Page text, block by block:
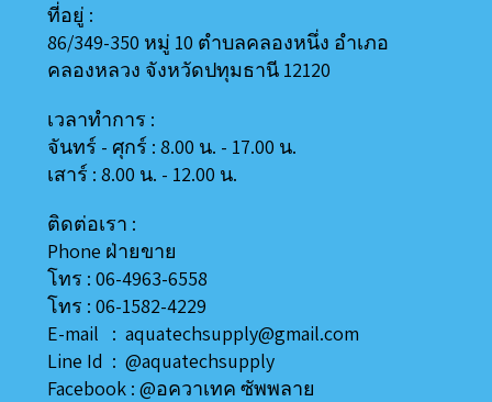
ที่อยู่ :
86/349-350 หมู่ 10 ตำบลคลองหนึ่ง อำเภอ
คลองหลวง จังหวัดปทุมธานี 12120
เวลาทำการ :
จันทร์ - ศุกร์ : 8.00 น. - 17.00 น.
เสาร์ : 8.00 น. - 12.00 น.
ติดต่อเรา :
Phone ฝ่ายขาย
โทร : 06-4963-6558
โทร : 06-1582-4229
E-mail : aquatechsupply@gmail.com
Line Id :@aquatechsupply
Facebook :@อควาเทค ซัพพลาย